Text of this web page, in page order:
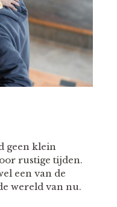
geen klein
rustige tijden.
een van de
wereld van nu.